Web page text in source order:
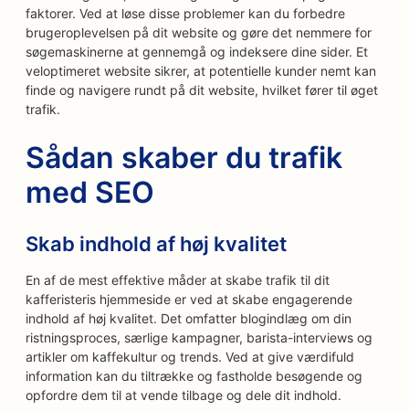
faktorer. Ved at løse disse problemer kan du forbedre
brugeroplevelsen på dit website og gøre det nemmere for
søgemaskinerne at gennemgå og indeksere dine sider. Et
veloptimeret website sikrer, at potentielle kunder nemt kan
finde og navigere rundt på dit website, hvilket fører til øget
trafik.
Sådan skaber du trafik
med SEO
Skab indhold af høj kvalitet
En af de mest effektive måder at skabe trafik til dit
kafferisteris hjemmeside er ved at skabe engagerende
indhold af høj kvalitet. Det omfatter blogindlæg om din
ristningsproces, særlige kampagner, barista-interviews og
artikler om kaffekultur og trends. Ved at give værdifuld
information kan du tiltrække og fastholde besøgende og
opfordre dem til at vende tilbage og dele dit indhold.